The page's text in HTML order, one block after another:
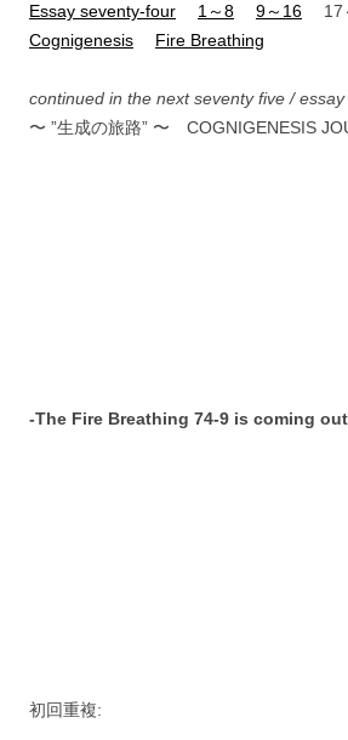
ン
Essay seventy-four 1～8 9～16 17
Cognigenesis
Fire Breathing
continued in the next seventy five /
〜 ”生成の旅路” 〜 COGNIGENESIS
-The Fire Breathing 74-9 is coming
初回重複: